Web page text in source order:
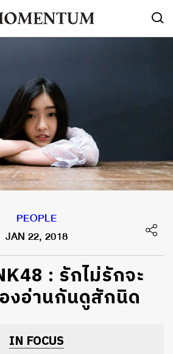
PEOPLE
JAN 22, 2018
: รักไม่รักจะ
งอ่านกันดูสักนิด
IN FOCUS